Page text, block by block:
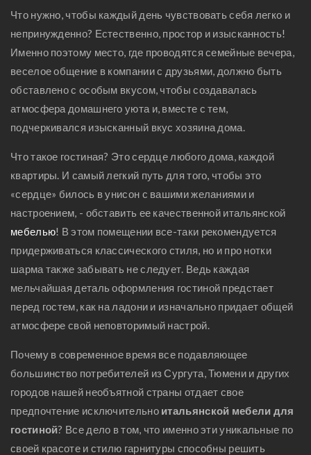
Что нужно, чтобы каждый день чувствовать себя легко и
непринужденно? Естественно, простор и изысканность!
Именно поэтому место, где проводятся семейные вечера,
веселое общение в компании с друзьями, должно быть
обставлено с особым вкусом, чтобы создавалась
атмосфера домашнего уюта и, вместе с тем,
подчеркивался изысканный вкус хозяина дома.
Что такое гостиная? Это сердце любого дома, каждой
квартиры. И самый легкий путь для того, чтобы это
«сердце» билось в унисон с вашими желаниями и
настроением, - обставить ее качественной итальянской
мебелью! В этом помещении все-таки рекомендуется
придерживаться классического стиля, но и про нотки
шарма также забывать не следует. Ведь каждая
мельчайшая деталь оформления гостиной предстает
перед гостем, как на ладони и изначально придает общей
атмосфере свой неповторимый настрой.
Почему в современное время все подавляющее
большинство потребителей из Сургута, Тюмени и других
городов нашей необъятной страны отдает свое
предпочтение исключительно итальянской мебели для
гостиной? Все дело в том, что именно эти уникальные по
своей красоте и стилю гарнитуры способны решить